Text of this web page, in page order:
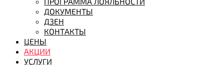
ДОКУМЕНТЫ
ДЗЕН
КОНТАКТЫ
ЦЕНЫ
АКЦИИ
УСЛУГИ